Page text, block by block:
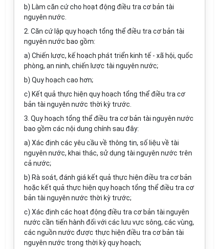
b) Làm căn cứ cho hoạt động điều tra cơ bản tài
nguyên nước.
2. Căn cứ lập quy hoạch tổng thể điều tra cơ bản tài
nguyên nước bao gồm:
a) Chiến lược, kế hoạch phát triển kinh tế - xã hội, quốc
phòng, an ninh, chiến lược tài nguyên nước;
b) Quy hoạch cao hơn;
c) Kết quả thực hiện quy hoạch tổng thể điều tra cơ
bản tài nguyên nước thời kỳ trước.
3. Quy hoạch tổng thể điều tra cơ bản tài nguyên nước
bao gồm các nội dung chính sau đây:
a) Xác định các yêu cầu về thông tin, số liệu về tài
nguyên nước, khai thác, sử dụng tài nguyên nước trên
cả nước;
b) Rà soát, đánh giá kết quả thực hiện điều tra cơ bản
hoặc kết quả thực hiện quy hoạch tổng thể điều tra cơ
bản tài nguyên nước thời kỳ trước;
c) Xác định các hoạt động điều tra cơ bản tài nguyên
nước cần tiến hành đối với các lưu vực sông, các vùng,
các nguồn nước được thực hiện điều tra cơ bản tài
nguyên nước trong thời kỳ quy hoạch;